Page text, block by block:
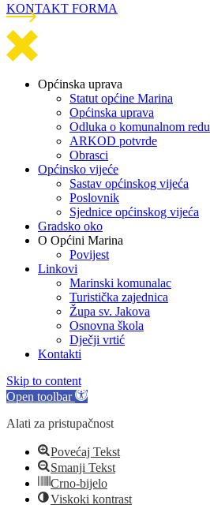
KONTAKT FORMA
Općinska uprava
Statut općine Marina
Općinska uprava
Odluka o komunalnom redu
ARKOD potvrde
Obrasci
Općinsko vijeće
Sastav općinskog vijeća
Poslovnik
Sjednice općinskog vijeća
Gradsko oko
O Općini Marina
Povijest
Linkovi
Marinski komunalac
Turistička zajednica
Župa sv. Jakova
Osnovna škola
Dječji vrtić
Kontakti
Skip to content
Open toolbar
Alati za pristupačnost
Povećaj Tekst
Smanji Tekst
Crno-bijelo
Viskoki kontrast